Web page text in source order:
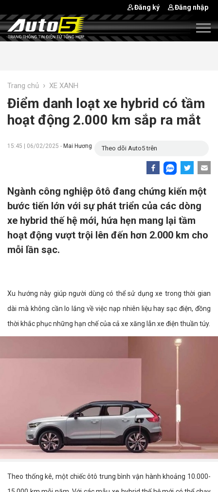
Đăng ký Đăng nhập
Trang chủ › XE XANH
Điểm danh loạt xe hybrid có tầm
hoạt động 2.000 km sắp ra mắt
15:45 | 06/02/2025 - Mai Hương Theo dõi Auto5 trên
Ngành công nghiệp ôtô đang chứng kiến một
bước tiến lớn với sự phát triển của các dòng
xe hybrid thế hệ mới, hứa hẹn mang lại tầm
hoạt động vượt trội lên đến hơn 2.000 km cho
mỗi lần sạc.
Xu hướng này giúp người dùng có thể sử dụng xe trong thời gian
dài mà không cần lo lắng về việc nạp nhiên liệu hay sạc điện, đồng
thời khắc phục những hạn chế của cả xe xăng lẫn xe điện thuần túy.
Theo thống kê, một chiếc ôtô trung bình vận hành khoảng 10.000-